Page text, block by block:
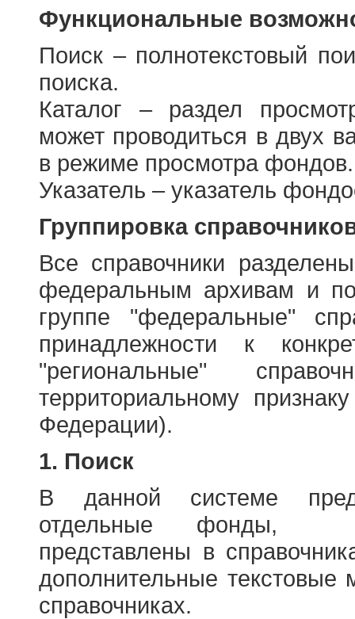
Функциональные
Поиск – полнотекстовый
поиска.
Каталог – раздел
может проводиться в двух
в режиме просмотра фондов.
Указатель – указатель
Группировка
Все справочники
федеральным архивам и
группе "федеральные"
принадлежности к
"региональные"
территориальному
Федерации).
1. Поиск
В данной системе
отдельные фонды,
представлены в
дополнительные
справочниках.